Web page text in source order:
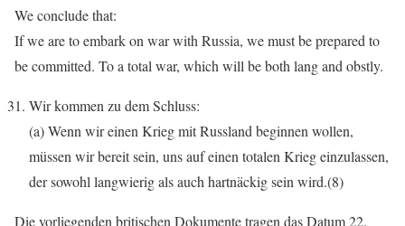
We conclude that:
If we are to embark on war with Russia, we must be prepared to
be committed. To a total war, which will be both lang and obstly.
Wir kommen zu dem Schluss:
(a) Wenn wir einen Krieg mit Russland beginnen wollen,
müssen wir bereit sein, uns auf einen totalen Krieg einzulassen,
der sowohl langwierig als auch hartnäckig sein wird.(8)
Die vorliegenden britischen Dokumente tragen das Datum 22.